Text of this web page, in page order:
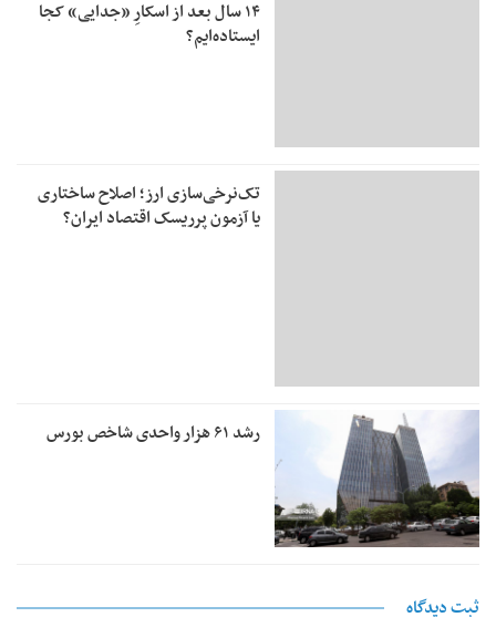
۱۴ سال بعد از اسکارِ «جدایی» کجا
ایستاده‌ایم؟
تک‌نرخی‌سازی ارز؛ اصلاح ساختاری
یا آزمون پرریسک اقتصاد ایران؟
رشد ۶۱ هزار واحدی شاخص بورس
ثبت دیدگاه